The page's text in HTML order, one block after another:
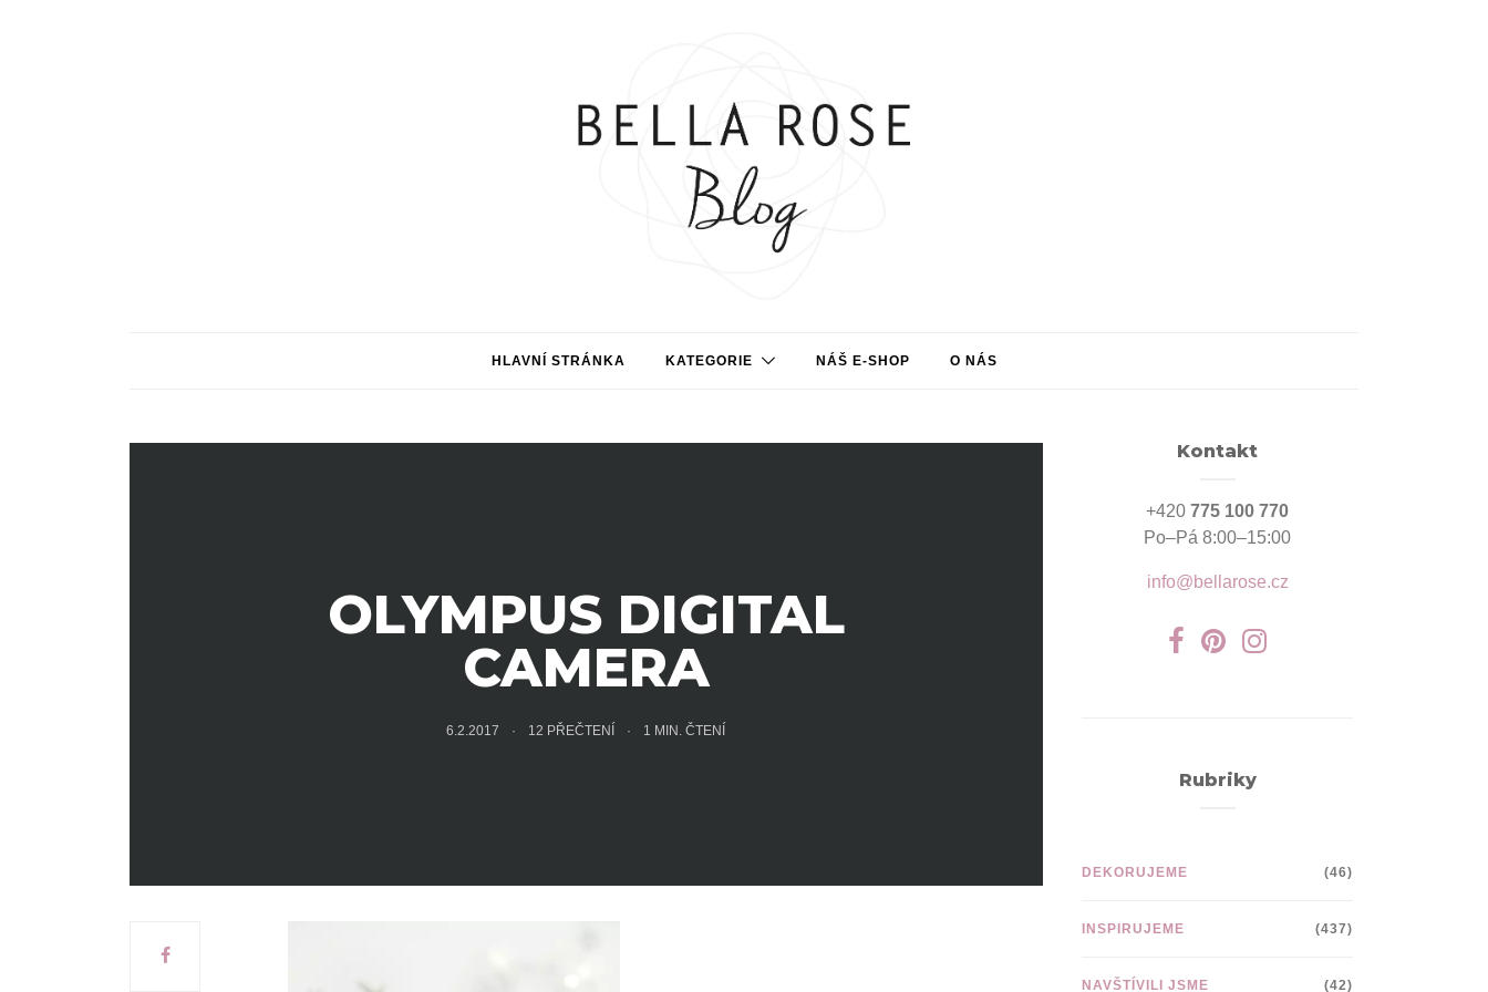
HLAVNÍ STRÁNKA KATEGORIE NÁŠ E-SHOP O NÁS
OLYMPUS DIGITAL
CAMERA
6.2.2017 12 PŘEČTENÍ 1 MIN. ČTENÍ
Kontakt
+420 775 100 770
Po–Pá 8:00–15:00
info@bellarose.cz
Rubriky
DEKORUJEME (46)
INSPIRUJEME (437)
NAVŠTÍVILI JSME (42)